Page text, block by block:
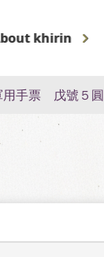
khirin
用手票 戊號５圓